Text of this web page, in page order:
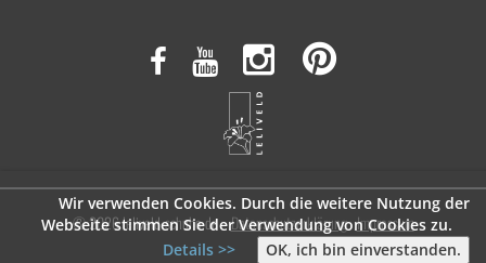
Wir verwenden Cookies. Durch die weitere Nutzung der
Webseite stimmen Sie der Verwendung von Cookies zu.
Details >>
OK, ich bin einverstanden.
© 2026 leliveld-schuhe.de Datenschutzerklärung Impressum